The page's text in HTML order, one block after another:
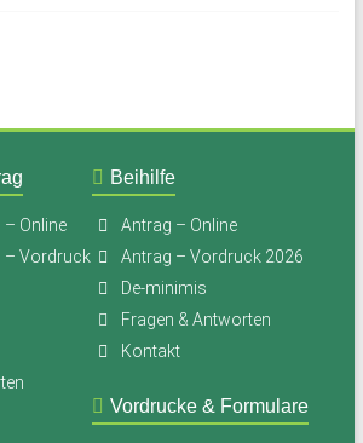
Online
– Vordruck
Beihilfe
Antrag – Online
Antrag – Vordruck 2026
De-minimis
Fragen & Antworten
Kontakt
Vordrucke & Formulare